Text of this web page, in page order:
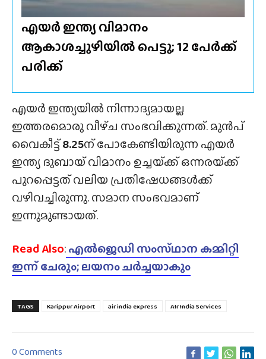
എയർ ഇന്ത്യ വിമാനം
ആകാശച്ചുഴിയിൽ പെട്ടു; 12 പേർക്ക്
പരിക്ക്
എയർ ഇന്ത്യയിൽ നിന്നാദ്യമായല്ല
ഇത്തരമൊരു വീഴ്‌ച സംഭവിക്കുന്നത്. മുൻപ്
വൈകീട്ട്8.25ന് പോകേണ്ടിയിരുന്ന എയർ
ഇന്ത്യ ദുബായ് വിമാനം ഉച്ചയ്‌ക്ക് ഒന്നരയ്‌ക്ക്
പുറപ്പെട്ടത് വലിയ പ്രതിഷേധങ്ങൾക്ക്
വഴിവച്ചിരുന്നു. സമാന സംഭവമാണ്
ഇന്നുമുണ്ടായത്.
Read Also:എൽജെഡി സംസ്‌ഥാന കമ്മിറ്റി
ഇന്ന് ചേരും; ലയനം ചർച്ചയാകും
TAGS Karippur Airport air india express AIr India Services
0 Comments